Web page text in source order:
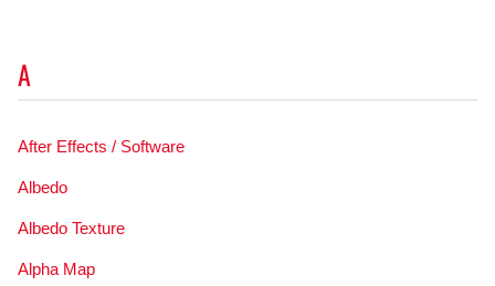
A
After Effects / Software
Albedo
Albedo Texture
Alpha Map